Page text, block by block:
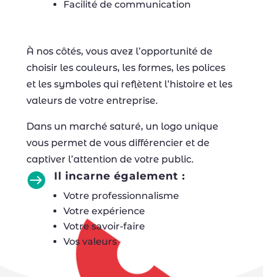
Facilité de communication
À nos côtés, vous avez l’opportunité de
choisir les couleurs, les formes, les polices
et les symboles qui reflètent l’histoire et les
valeurs de votre entreprise.
Dans un marché saturé, un logo unique
vous permet de vous différencier et de
captiver l’attention de votre public.
 Il incarne également :
Votre professionnalisme
Votre expérience
Votre savoir-faire
Vos valeurs